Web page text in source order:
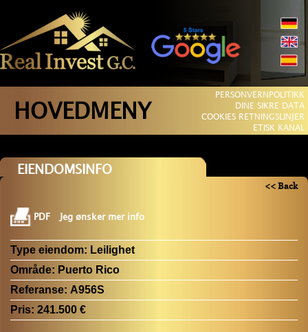
HOVEDMENY
PERSONVERNPOLITIKK
DINE SIKRE DATA
COOKIES RETNINGSLINJER
ETISK KANAL
EIENDOMSINFO
<< Back
PDF Jeg ønsker mer info
Type eiendom: Leilighet
Område: Puerto Rico
Referanse: A956S
Pris: 241.500 €